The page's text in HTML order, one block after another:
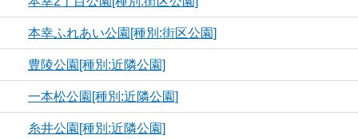
本幸ふれあい公園[種別:街区公園]
豊陵公園[種別:近隣公園]
一本松公園[種別:近隣公園]
糸井公園[種別:近隣公園]